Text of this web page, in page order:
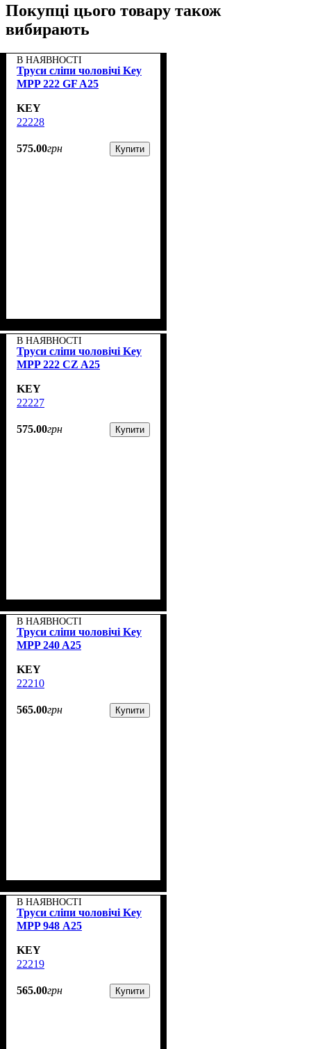
Покупці цього товару також
вибирають
В НАЯВНОСТІ
Труси сліпи чоловічі Key
MPP 222 GF A25
KEY
22228
575.00грн Купити
В НАЯВНОСТІ
Труси сліпи чоловічі Key
MPP 222 CZ A25
KEY
22227
575.00грн Купити
В НАЯВНОСТІ
Труси сліпи чоловічі Key
MPP 240 A25
KEY
22210
565.00грн Купити
В НАЯВНОСТІ
Труси сліпи чоловічі Key
MPP 948 А25
KEY
22219
565.00грн Купити